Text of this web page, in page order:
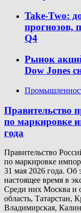
Take-Two:
прогнозов,
Q4
Рынок
Dow Jones
Правительство
по маркировке
года
Правительство
по маркировке
31 мая 2026 года.
настоящее время в
Среди них Москва и
область, Татарстан,
Владимирская,